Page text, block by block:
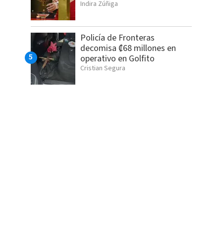
Indira Zúñiga
Policía de Fronteras
decomisa ₡68 millones en
operativo en Golfito
Cristian Segura